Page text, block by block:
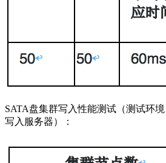
SATA盘集群写入性能测试（测试环
写入服务器）：